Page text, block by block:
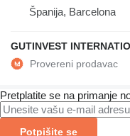
Španija, Barcelona
GUTINVEST
Pretplatite se na primanje
Potpišite se